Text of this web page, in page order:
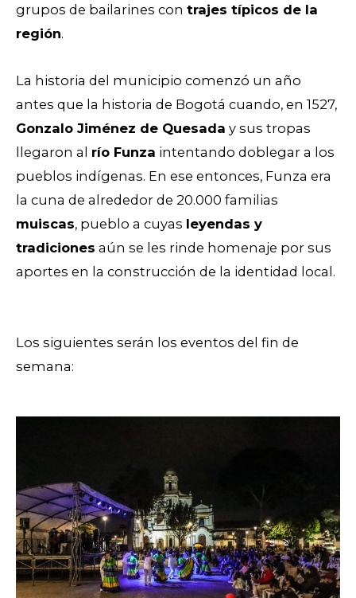
grupos de bailarines con trajes típicos de la
región.
La historia del municipio comenzó un año
antes que la historia de Bogotá cuando, en 1527,
Gonzalo Jiménez de Quesada y sus tropas
llegaron al río Funza intentando doblegar a los
pueblos indígenas. En ese entonces, Funza era
la cuna de alrededor de 20.000 familias
muiscas, pueblo a cuyas leyendas y
tradiciones aún se les rinde homenaje por sus
aportes en la construcción de la identidad local.
Los siguientes serán los eventos del fin de
semana: